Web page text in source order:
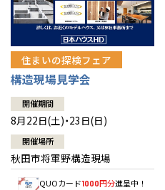
住まいの探検フェア
構造現場見学会
開催期間
8月22日(土)・23日(日)
開催場所
秋田市将軍野構造現場
QUOカード1000円分進呈中！
山口
徳島
高知
鹿児島
長崎
沖縄